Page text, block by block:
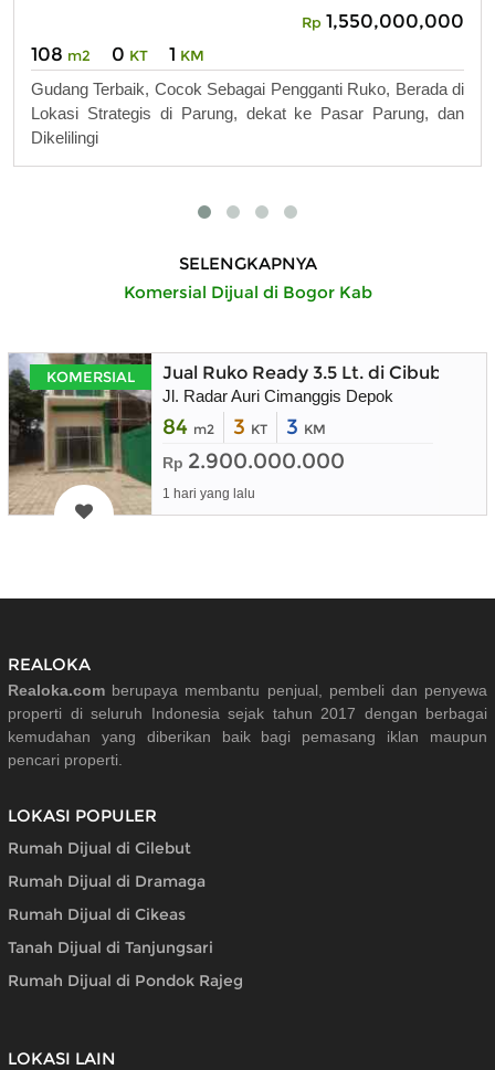
Rp 1,550,000,000
108 m2 0 KT 1 KM
Gudang Terbaik, Cocok Sebagai Pengganti Ruko, Berada di
Lokasi Strategis di Parung, dekat ke Pasar Parung, dan
Dikelilingi
SELENGKAPNYA
Komersial Dijual di Bogor Kab
KOMERSIAL Jual Ruko Ready 3.5 Lt. di Cibubur
Jl. Radar Auri Cimanggis Depok
84 m2 3 KT 3 KM
Rp 2.900.000.000
1 hari yang lalu
REALOKA
Realoka.com berupaya membantu penjual, pembeli dan penyewa
properti di seluruh Indonesia sejak tahun 2017 dengan berbagai
kemudahan yang diberikan baik bagi pemasang iklan maupun
pencari properti.
LOKASI POPULER
Rumah Dijual di Cilebut
Rumah Dijual di Dramaga
Rumah Dijual di Cikeas
Tanah Dijual di Tanjungsari
Rumah Dijual di Pondok Rajeg
LOKASI LAIN